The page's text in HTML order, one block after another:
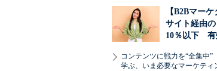
【B2Bマー
サイト経由
10％以下 有
コンテンツに戦力を“全集中
学ぶ、いま必要なマーケティ